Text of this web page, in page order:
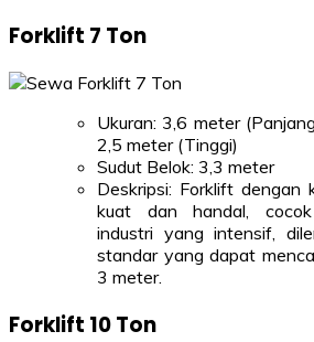
Forklift 7 Ton
Ukuran: 3,6 meter
2,5 meter (Tinggi)
Sudut Belok: 3,3 meter
Deskripsi: Forklift
kuat dan handal,
industri yang intensif,
standar yang dapat
3 meter.
Forklift 10 Ton